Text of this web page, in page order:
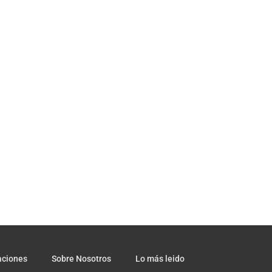
Sobre Nosotros Lo más leido